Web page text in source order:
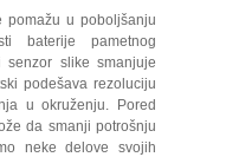
pomažu u poboljšanju
baterije pametnog
senzor slike smanjuje
podešava rezoluciju
u okruženju. Pored
da smanji potrošnju
neke delove svojih